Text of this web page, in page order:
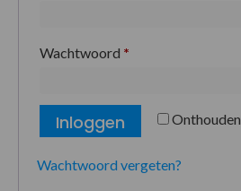
Wachtwoord *
Onthouden
Inloggen
Wachtwoord vergeten?